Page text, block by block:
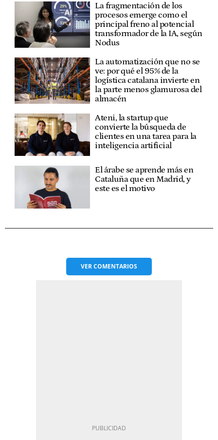
La fragmentación de los
procesos emerge como el
principal freno al potencial
transformador de la IA, según
Nodus
La automatización que no se
ve: por qué el 95% de la
logística catalana invierte en
la parte menos glamurosa del
almacén
Ateni, la startup que
convierte la búsqueda de
clientes en una tarea para la
inteligencia artificial
El árabe se aprende más en
Cataluña que en Madrid, y
este es el motivo
VERCOMENTARIOS